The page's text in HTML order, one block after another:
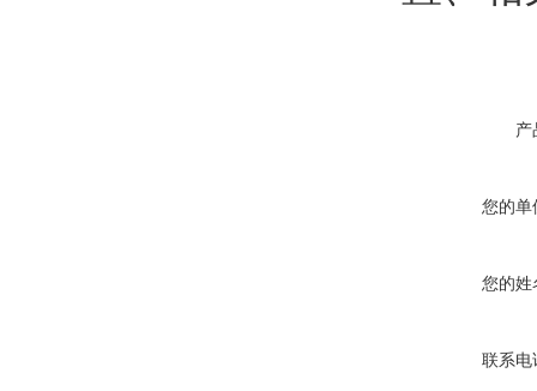
产
您的单
您的姓
联系电